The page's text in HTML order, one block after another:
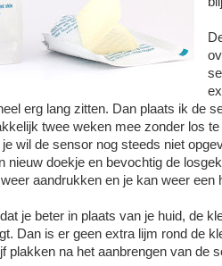
erg lang zitten. Dan plaats ik de
twee weken mee zonder los
wil de sensor nog steeds niet
nieuw doekje en bevochtig de
aandrukken en je kan weer een
je beter in plaats van je huid, de
Dan is er geen extra lijm rond de
plakken na het aanbrengen van de